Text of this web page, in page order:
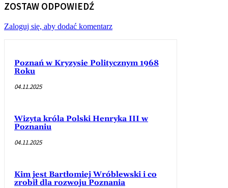
ZOSTAW ODPOWIEDŹ
Zaloguj się, aby dodać komentarz
Poznań w Kryzysie Politycznym 1968
Roku
04.11.2025
Wizyta króla Polski Henryka III w
Poznaniu
04.11.2025
Kim jest Bartłomiej Wróblewski i co
zrobił dla rozwoju Poznania